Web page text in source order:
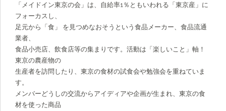
「メイドイン東京の会」は、自給率1％ともいわれる「東京産」に
フォーカスし、
足元から「食」 を見つめなおそうという食品メーカー、食品流通
業者、
食品小売店、飲食店等の集まりです。活動は「楽しいこと」軸！
東京の農産物の
生産者を訪問したり、東京の食材の試食会や勉強会を重ねていま
す。
メンバーどうしの交流からアイディアや企画が生まれ、東京の食
材を使った商品